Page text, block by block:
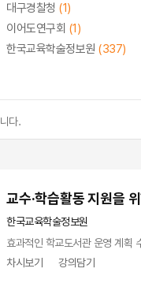
대구경찰청 (1)
이어도연구회 (1)
한국교육학술정보원 (337)
다.
교수·학습활동 지원을
한국교육학술정보원
효과적인 학교도서관 운영 계획
차시보기
강의담기